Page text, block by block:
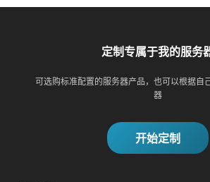
定制专属于我的服务
可选购标准配置的服务器产品，也可以根据自
器
开始定制